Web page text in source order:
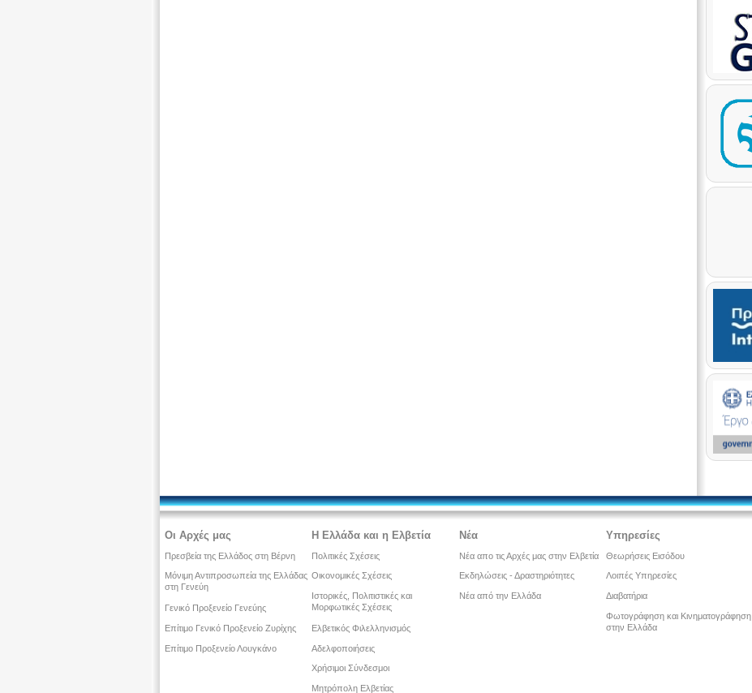
Οι Αρχές μας
Πρεσβεία της Ελλάδος στη Βέρνη
Μόνιμη Αντιπροσωπεία της Ελλάδας
στη Γενεύη
Γενικό Προξενείο Γενεύης
Επίτιμο Γενικό Προξενείο Ζυρίχης
Επίτιμο Προξενείο Λουγκάνο
Η Ελλάδα και η Ελβετία
Πολιτικές Σχέσεις
Οικονομικές Σχέσεις
Ιστορικές, Πολιτιστικές και
Μορφωτικές Σχέσεις
Ελβετικός Φιλελληνισμός
Αδελφοποιήσεις
Χρήσιμοι Σύνδεσμοι
Μητρόπολη Ελβετίας
Νέα
Νέα απο τις Αρχές μας στην Ελβετία
Εκδηλώσεις - Δραστηριότητες
Νέα από την Ελλάδα
Υπηρεσίες
Θεωρήσεις Εισόδου
Λοιπές Υπηρεσίες
Διαβατήρια
Φωτογράφηση και Κινηματογράφηση
στην Ελλάδα